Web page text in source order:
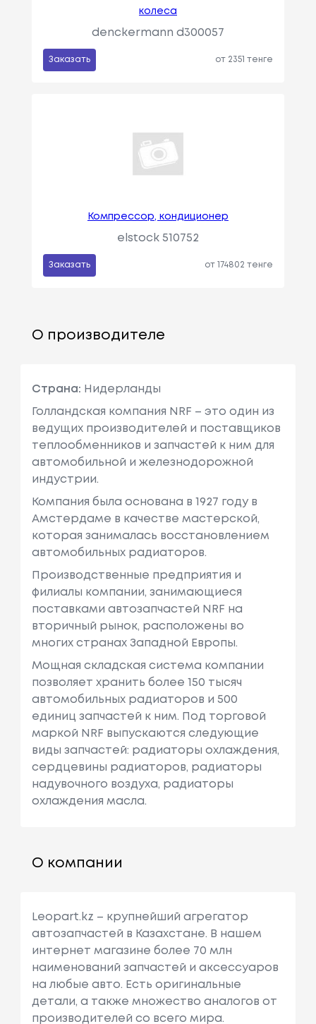
колеса
denckermann d300057
Заказать от 2351 тенге
Компрессор, кондиционер
elstock 510752
Заказать от 174802 тенге
О производителе
Страна: Нидерланды
Голландская компания NRF – это один из
ведущих производителей и поставщиков
теплообменников и запчастей к ним для
автомобильной и железнодорожной
индустрии.
Компания была основана в 1927 году в
Амстердаме в качестве мастерской,
которая занималась восстановлением
автомобильных радиаторов.
Производственные предприятия и
филиалы компании, занимающиеся
поставками автозапчастей NRF на
вторичный рынок, расположены во
многих странах Западной Европы.
Мощная складская система компании
позволяет хранить более 150 тысяч
автомобильных радиаторов и 500
единиц запчастей к ним. Под торговой
маркой NRF выпускаются следующие
виды запчастей: радиаторы охлаждения,
сердцевины радиаторов, радиаторы
надувочного воздуха, радиаторы
охлаждения масла.
О компании
Leopart.kz – крупнейший агрегатор
автозапчастей в Казахстане. В нашем
интернет магазине более 70 млн
наименований запчастей и аксессуаров
на любые авто. Есть оригинальные
детали, а также множество аналогов от
производителей со всего мира.